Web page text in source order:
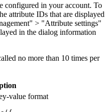
configured in your account. To
attribute IDs that are displayed
> "Attribute settings"
in the dialog information
no more than 10 times per
value format